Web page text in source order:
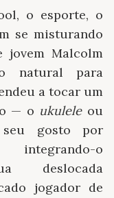
o esporte, o
se misturando
jovem Malcolm
natural para
a tocar um
— o ukuleleou
gosto por
o
deslocada
jogador de